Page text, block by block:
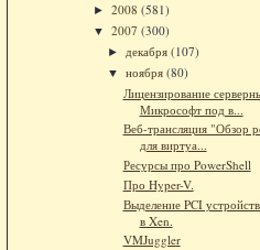
► 2008 (581)
▼ 2007 (300)
► декабря (107)
▼ ноября (80)
Лицензирование
Микрософт под в...
Веб-трансляция "Обзор
для виртуа...
Ресурсы про PowerShell
Про Hyper-V.
Выделение PCI
в Xen.
VMJuggler